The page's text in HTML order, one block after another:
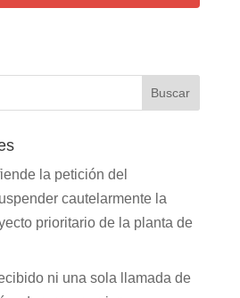
la petición del
cautelarmente la
prioritario de la planta de
ni una sola llamada de